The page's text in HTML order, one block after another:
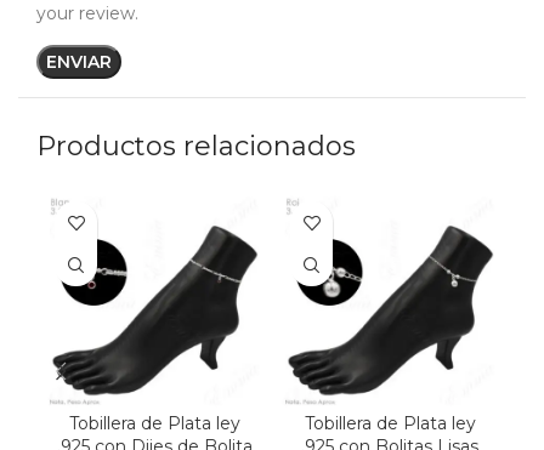
your review.
Productos relacionados
Tobillera de Plata ley
Tobillera de Plata ley